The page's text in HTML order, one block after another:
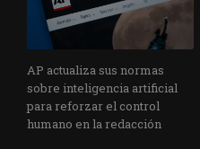
AP actualiza sus normas
sobre inteligencia artificial
para reforzar el control
humano en la redacción